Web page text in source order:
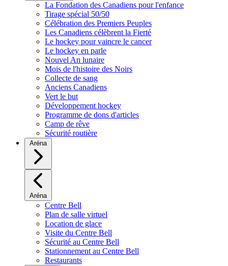
La Fondation des Canadiens pour l'enfance
Tirage spécial 50/50
Célébration des Premiers Peuples
Les Canadiens célèbrent la Fierté
Le hockey pour vaincre le cancer
Le hockey en parle
Nouvel An lunaire
Mois de l'histoire des Noirs
Collecte de sang
Anciens Canadiens
Vert le but
Développement hockey
Programme de dons d'articles
Camp de rêve
Sécurité routière
Aréna
Aréna
Centre Bell
Plan de salle virtuel
Location de glace
Visite du Centre Bell
Sécurité au Centre Bell
Stationnement au Centre Bell
Restaurants